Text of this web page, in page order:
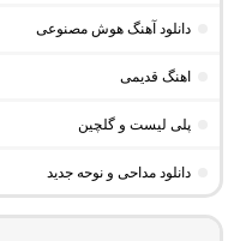
دانلود آهنگ هوش مصنوعی
اهنگ قدیمی
پلی لیست و گلچین
دانلود مداحی و نوحه جدید